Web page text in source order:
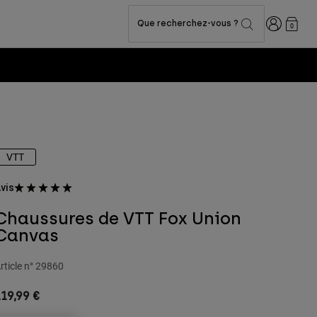
Que recherchez-vous ? Connexion
0
VTT
de VTT Fox Union
n° 29860
€